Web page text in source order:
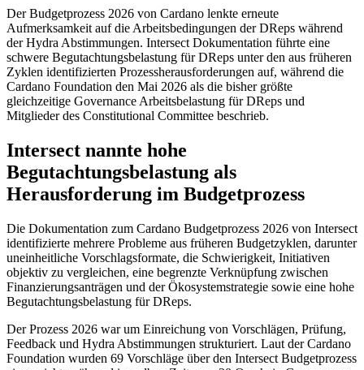
Der Budgetprozess 2026 von Cardano lenkte erneute
Aufmerksamkeit auf die Arbeitsbedingungen der DReps während
der Hydra Abstimmungen. Intersect Dokumentation führte eine
schwere Begutachtungsbelastung für DReps unter den aus früheren
Zyklen identifizierten Prozessherausforderungen auf, während die
Cardano Foundation den Mai 2026 als die bisher größte
gleichzeitige Governance Arbeitsbelastung für DReps und
Mitglieder des Constitutional Committee beschrieb.
Intersect nannte hohe
Begutachtungsbelastung als
Herausforderung im Budgetprozess
Die Dokumentation zum Cardano Budgetprozess 2026 von Intersect
identifizierte mehrere Probleme aus früheren Budgetzyklen, darunter
uneinheitliche Vorschlagsformate, die Schwierigkeit, Initiativen
objektiv zu vergleichen, eine begrenzte Verknüpfung zwischen
Finanzierungsanträgen und der Ökosystemstrategie sowie eine hohe
Begutachtungsbelastung für DReps.
Der Prozess 2026 war um Einreichung von Vorschlägen, Prüfung,
Feedback und Hydra Abstimmungen strukturiert. Laut der Cardano
Foundation wurden 69 Vorschläge über den Intersect Budgetprozess